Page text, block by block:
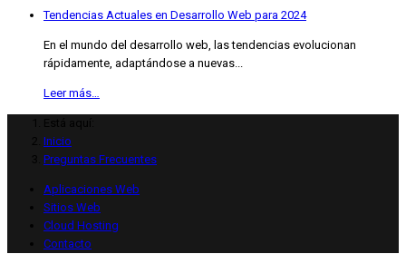
Tendencias Actuales en Desarrollo Web para 2024
En el mundo del desarrollo web, las tendencias evolucionan
rápidamente, adaptándose a nuevas...
Leer más…
Inicio
Preguntas Frecuentes
Aplicaciones Web
Sitios Web
Cloud Hosting
Contacto